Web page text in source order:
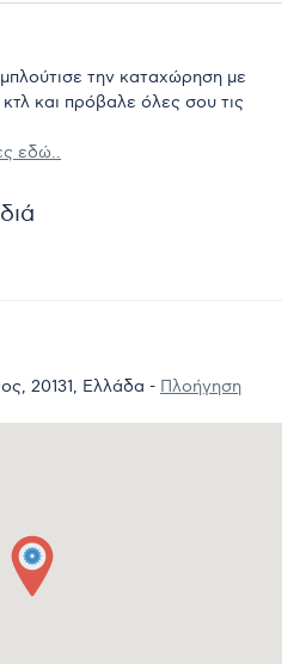
την καταχώρηση με
και πρόβαλε όλες σου τις
εδώ..
20131, Ελλάδα - Πλοήγηση